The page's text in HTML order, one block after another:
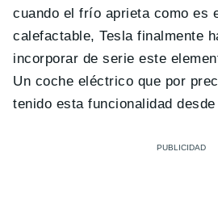
cuando el frío aprieta como es
calefactable, Tesla finalmente
incorporar de serie este
Un coche eléctrico que por
tenido esta funcionalidad